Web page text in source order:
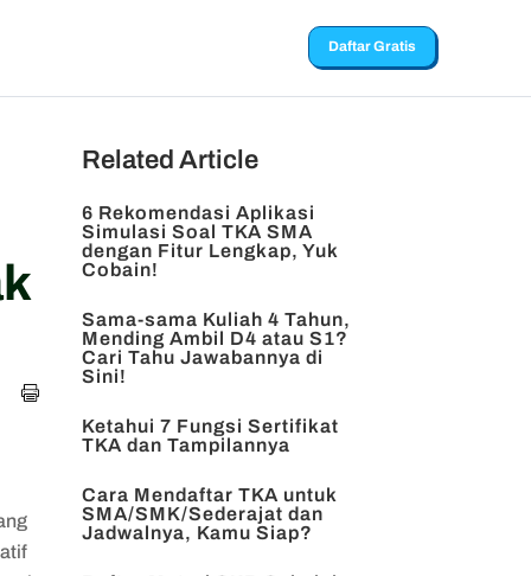
Daftar Gratis
Related Article
6 Rekomendasi Aplikasi
Simulasi Soal TKA SMA
dengan Fitur Lengkap, Yuk
Cobain!
Sama-sama Kuliah 4 Tahun,
Mending Ambil D4 atau S1?
Cari Tahu Jawabannya di
Sini!
Ketahui 7 Fungsi Sertifikat
TKA dan Tampilannya
Cara Mendaftar TKA untuk
SMA/SMK/Sederajat dan
Jadwalnya, Kamu Siap?